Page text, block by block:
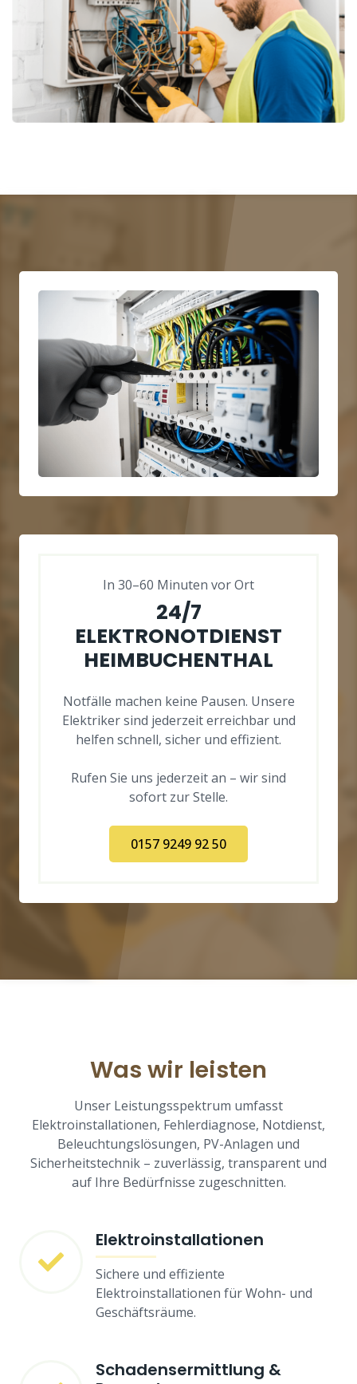
In 30–60 Minuten vor Ort
24/7
ELEKTRONOTDIENST
HEIMBUCHENTHAL
Notfälle machen keine Pausen. Unsere
Elektriker sind jederzeit erreichbar und
helfen schnell, sicher und effizient.
Rufen Sie uns jederzeit an – wir sind
sofort zur Stelle.
0157 9249 92 50
Was wir leisten
Unser Leistungsspektrum umfasst
Elektroinstallationen, Fehlerdiagnose, Notdienst,
Beleuchtungslösungen, PV-Anlagen und
Sicherheitstechnik – zuverlässig, transparent und
auf Ihre Bedürfnisse zugeschnitten.
Elektroinstallationen
Sichere und effiziente
Elektroinstallationen für Wohn- und
Geschäftsräume.
Schadensermittlung &